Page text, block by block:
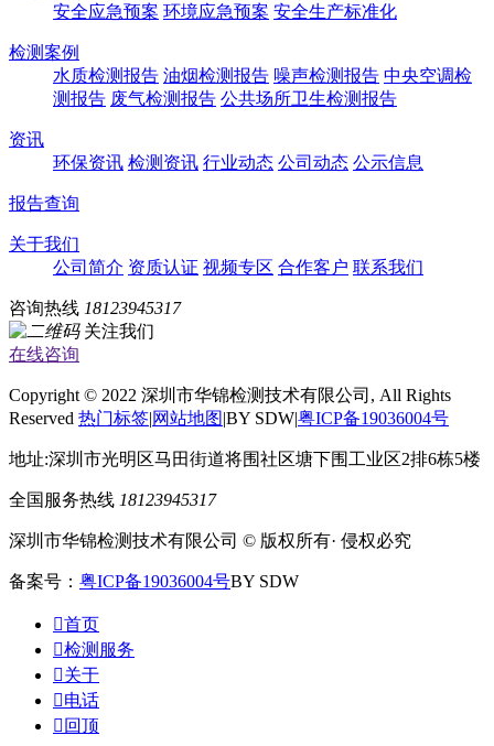
安全应急预案 环境应急预案 安全生产标准化
检测案例
水质检测报告 油烟检测报告 噪声检测报告 中央空调检
测报告 废气检测报告 公共场所卫生检测报告
资讯
环保资讯 检测资讯 行业动态 公司动态 公示信息
报告查询
关于我们
公司简介 资质认证 视频专区 合作客户 联系我们
咨询热线 18123945317
关注我们
在线咨询
Copyright © 2022 深圳市华锦检测技术有限公司, All Rights
Reserved 热门标签|网站地图|BY SDW|粤ICP备19036004号
地址:深圳市光明区马田街道将围社区塘下围工业区2排6栋5楼
全国服务热线 18123945317
深圳市华锦检测技术有限公司 © 版权所有· 侵权必究
备案号： 粤ICP备19036004号BY SDW
首页
检测服务
关于
电话
 回顶